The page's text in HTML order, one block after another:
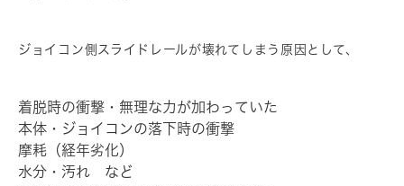
ジョイコン側スライドレールが壊れてしまう原因として、
着脱時の衝撃・無理な力が加わっていた
本体・ジョイコンの落下時の衝撃
摩耗（経年劣化）
水分・汚れ など